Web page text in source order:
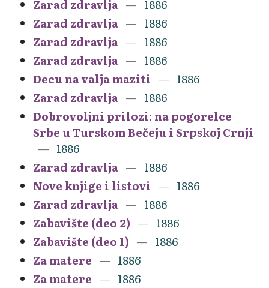
Zarad zdravlja
1886
Zarad zdravlja
1886
Zarad zdravlja
1886
Zarad zdravlja
1886
Decu na valja maziti
1886
Zarad zdravlja
1886
Dobrovoljni prilozi: na pogorelce
Srbe u Turskom Bečeju i Srpskoj Crnji
1886
Zarad zdravlja
1886
Nove knjige i listovi
1886
Zarad zdravlja
1886
Zabavište (deo 2)
1886
Zabavište (deo 1)
1886
Za matere
1886
Za matere
1886